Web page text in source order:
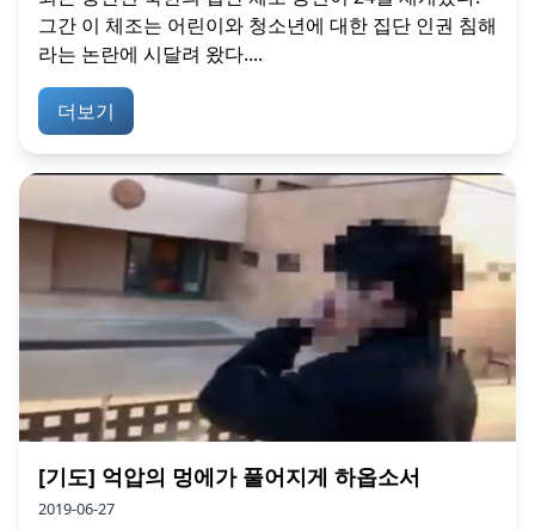
그간 이 체조는 어린이와 청소년에 대한 집단 인권 침해
라는 논란에 시달려 왔다....
더보기
[기도] 억압의 멍에가 풀어지게 하옵소서
2019-06-27